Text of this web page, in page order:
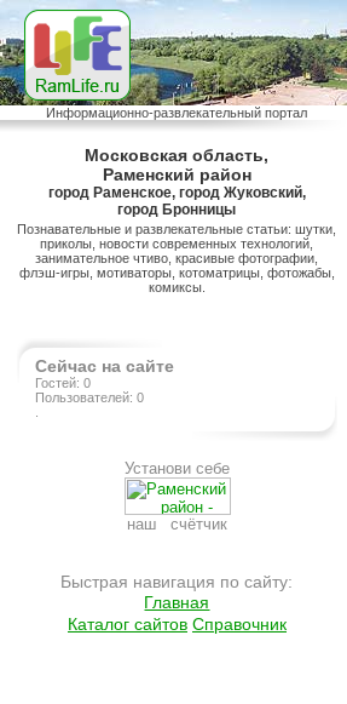
Информационно-развлекательный портал
Московская область,
Раменский район
город Раменское, город Жуковский,
город Бронницы
Познавательные и развлекательные статьи: шутки,
приколы, новости современных технологий,
занимательное чтиво, красивые фотографии,
флэш-игры, мотиваторы, котоматрицы, фотожабы,
комиксы.
Сейчас на сайте
Гостей: 0
Пользователей: 0
Установи себе
наш счётчик
Быстрая навигация по сайту:
Главная
Каталог сайтов Справочник